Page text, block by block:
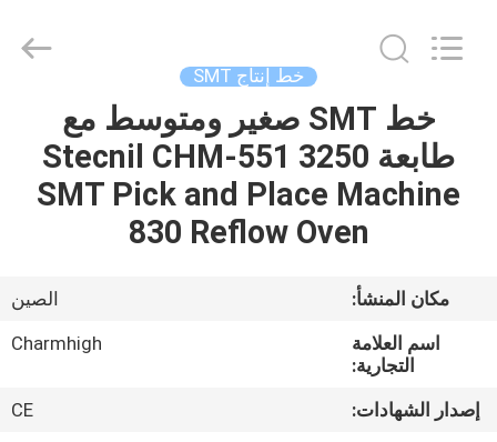
منتجات
الفيديو
معلومات
عنا
TECHNOLOGY
LIMITED.
خط إنتاج SMT
خط SMT صغير ومتوسط مع
طابعة 3250 Stecnil CHM-551
SMT Pick and Place Machine
830 Reflow Oven
مكان المنشأ:
الصين
اسم العلامة
التجارية:
Charmhigh
إصدار الشهادات:
CE